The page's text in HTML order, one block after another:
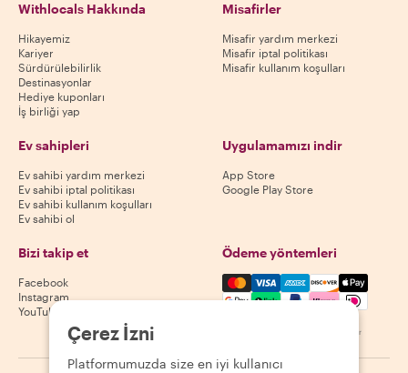
Withlocals Hakkında
Hikayemiz
Kariyer
Sürdürülebilirlik
Destinasyonlar
Hediye kuponları
İş birliği yap
Misafirler
Misafir yardım merkezi
Misafir iptal politikası
Misafir kullanım koşulları
Ev sahipleri
Ev sahibi yardım merkezi
Ev sahibi iptal politikası
Ev sahibi kullanım koşulları
Ev sahibi ol
Uygulamamızı indir
App Store
Google Play Store
Bizi takip et
Facebook
Instagram
YouTube
Ödeme yöntemleri
Mastercard, Visa, Amex,
Kullanılabilirlik destinasyona göre değişir
Çerez İzni
Platformumuzda size en iyi kullanıcı